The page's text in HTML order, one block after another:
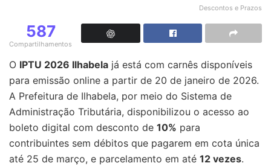
Descontos e Prazos
587
Compartilhamentos
O IPTU 2026 Ilhabela já está com carnês disponíveis
para emissão online a partir de 20 de janeiro de 2026.
A Prefeitura de Ilhabela, por meio do Sistema de
Administração Tributária, disponibilizou o acesso ao
boleto digital com desconto de 10% para
contribuintes sem débitos que pagarem em cota única
até 25 de março, e parcelamento em até 12 vezes.